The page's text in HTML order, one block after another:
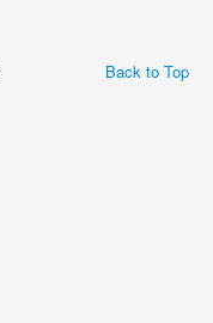
Back to Top